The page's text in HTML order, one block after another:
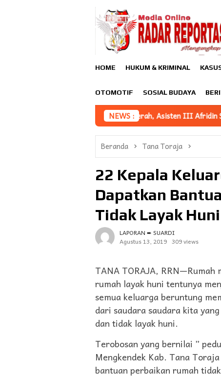
HOME HUKUM & KRIMINAL
OTOMOTIF SOSIAL BUDAYA
NEWS :
Iptek Daerah, Asisten III Afridin Sampaikan Iptek Jadi
Beranda Tana Toraja
22 Kepala
Dapatkan
Tidak Layak Huni
LAPORAN ➨ SUARDI
Agustus 13, 2019 309 views
TANA TORAJA,
rumah layak huni tentunya
semua keluarga beruntung
dari saudara saudara kita
dan tidak layak huni.
Terobosan yang bernilai ”
Mengkendek Kab. Tana
bantuan perbaikan rumah